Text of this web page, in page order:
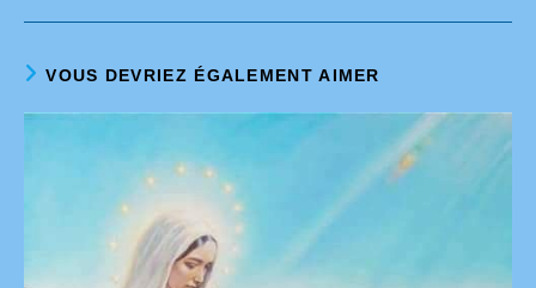
VOUS DEVRIEZ ÉGALEMENT AIMER